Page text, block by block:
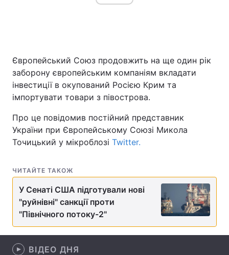
Головна Війна
Економіка Світ
Техно і зв'язок Лайт
Зброя
Здоров'я
Цікавинки
Європейський Союз продовжить на ще один рік
заборону європейським компаніям вкладати
інвестиції в окупований Росією Крим та
імпортувати товари з півострова.
Про це повідомив постійний представник
України при Європейському Союзі Микола
Точицький у мікроблозі Twitter.
ЧИТАЙТЕ ТАКОЖ
У Сенаті США підготували нові
"руйнівні" санкції проти
"Північного потоку-2"
ВІДЕО ДНЯ